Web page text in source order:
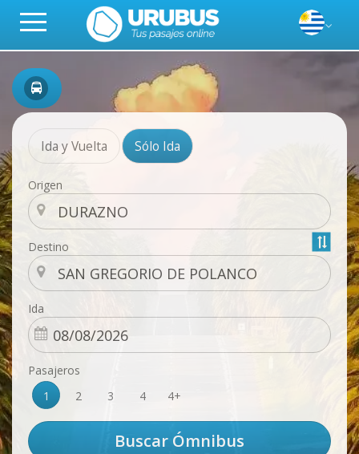
Ida y Vuelta Sólo Ida
Origen
Destino
Ida
Pasajeros
1
2 3 4 4+